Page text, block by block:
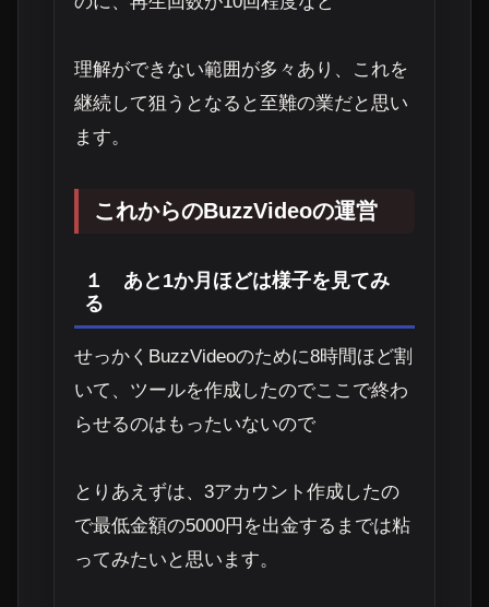
理解ができない範囲が多々あり、これを
継続して狙うとなると至難の業だと思い
ます。
これからのBuzzVideoの運営
１ あと1か月ほどは様子を見てみ
る
せっかくBuzzVideoのために8時間ほど割
いて、ツールを作成したのでここで終わ
らせるのはもったいないので
とりあえずは、3アカウント作成したの
で最低金額の5000円を出金するまでは粘
ってみたいと思います。